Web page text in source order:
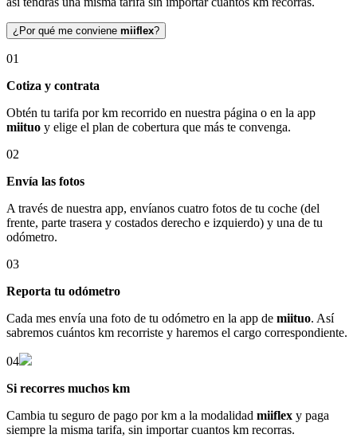
¿Por qué me conviene miiflex?
01
Cotiza y contrata
Obtén tu tarifa por km recorrido en nuestra página o en la app
miituo y elige el plan de cobertura que más te convenga.
02
Envía las fotos
A través de nuestra app, envíanos cuatro fotos de tu coche (del
frente, parte trasera y costados derecho e izquierdo) y una de tu
odómetro.
03
Reporta tu odómetro
Cada mes envía una foto de tu odómetro en la app de miituo. Así
sabremos cuántos km recorriste y haremos el cargo correspondiente.
04
Si recorres muchos km
Cambia tu seguro de pago por km a la modalidad miiflex y paga
siempre la misma tarifa, sin importar cuantos km recorras.